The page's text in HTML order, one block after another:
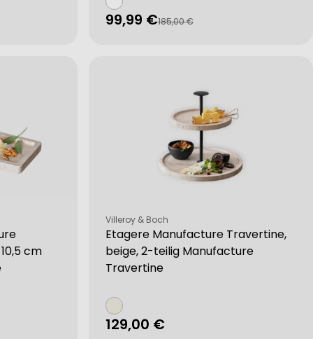
Verkaufspreis
99,99 €
Regulärer185,00 €
cm
Etagere Manufacture Travertine,
beige, 2-teilig Manufacture
Travertine
Verkäufer:
Villeroy & Boch
Regulärer
129,00 €